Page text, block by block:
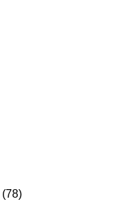
(78)